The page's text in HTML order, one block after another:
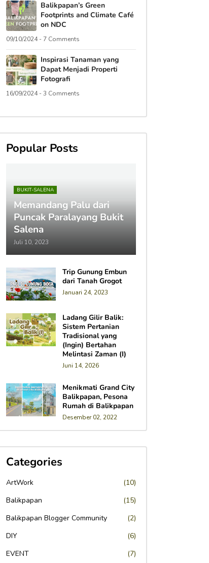
Balikpapan’s Green
Footprints and Climate Café
on NDC
09/10/2024 - 7 Comments
Inspirasi Tanaman yang
Dapat Menjadi Properti
Fotografi
16/09/2024 - 3 Comments
Popular Posts
BUKIT-SALENA
Memandang Palu dari
Puncak Paralayang Bukit
Salena
Juli 10, 2023
Trip Gunung Embun
dari Tanah Grogot
Januari 24, 2023
Ladang Gilir Balik:
Sistem Pertanian
Tradisional yang
(Ingin) Bertahan
Melintasi Zaman (I)
Juni 14, 2026
Menikmati Grand City
Balikpapan, Pesona
Rumah di Balikpapan
Desember 02, 2022
Categories
ArtWork
(10)
Balikpapan
(15)
Balikpapan Blogger Community
(2)
DIY
(6)
EVENT
(7)